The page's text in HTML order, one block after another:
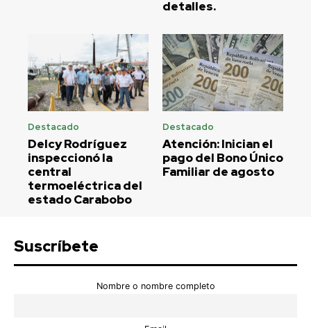
detalles.
Destacado
Delcy Rodríguez
inspeccionó la
central
termoeléctrica del
estado Carabobo
Destacado
Atención: Inician el
pago del Bono Único
Familiar de agosto
Suscríbete
Nombre o nombre completo